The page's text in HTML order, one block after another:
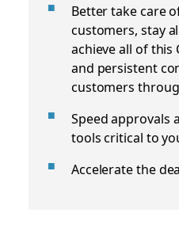
Better take care
customers, stay
achieve all of this
and persistent
customers
Speed approvals
tools critical to
Accelerate the